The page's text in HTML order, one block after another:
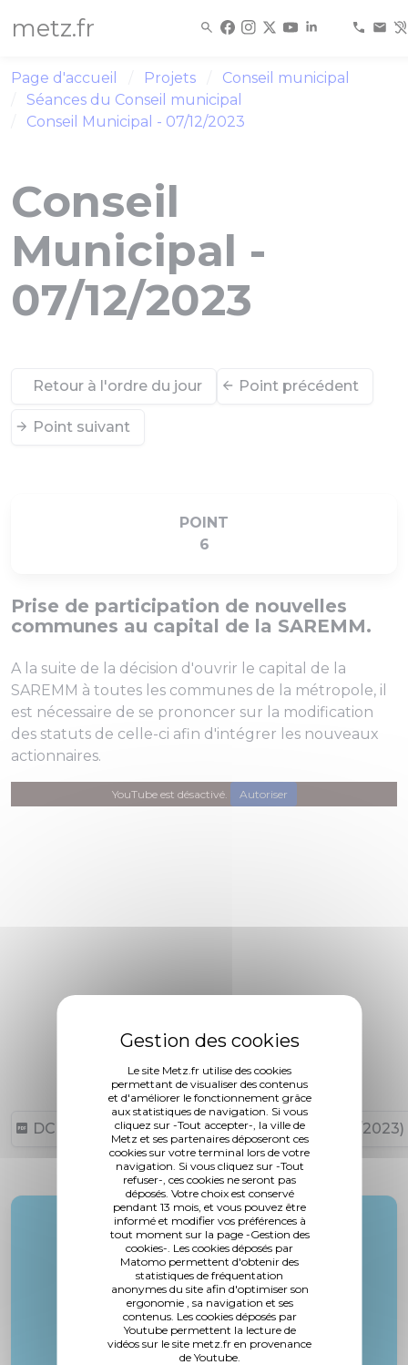
Le site Metz.fr utilise des cookies
permettant de visualiser des contenus
et d'améliorer le fonctionnement grâce
aux statistiques de navigation. Si vous
cliquez sur -Tout accepter-, la ville de
Metz et ses partenaires déposeront ces
cookies sur votre terminal lors de votre
navigation. Si vous cliquez sur -Tout
refuser-, ces cookies ne seront pas
déposés. Votre choix est conservé
pendant 13 mois, et vous pouvez être
informé et modifier vos préférences à
tout moment sur la page -Gestion des
cookies-. Les cookies déposés par
Matomo permettent d'obtenir des
statistiques de fréquentation
anonymes du site afin d'optimiser son
ergonomie , sa navigation et ses
contenus. Les cookies déposés par
Youtube permettent la lecture de
vidéos sur le site metz.fr en provenance
de Youtube.
metz.fr
Page d'accueil Projets
Conseil municipal
Séances du Conseil municipal
Conseil Municipal - 07/12/2023
Conseil
Municipal -
07/12/2023
Retour à l'ordre du jour Point précédent
Point suivant
POINT
6
Prise de participation de nouvelles
communes au capital de la SAREMM.
A la suite de la décision d'ouvrir le capital de la
SAREMM à toutes les communes de la métropole, il
est nécessaire de se prononcer sur la modification
des statuts de celle-ci afin d'intégrer les nouveaux
actionnaires.
YouTube est désactivé. Autoriser
DCM N°23-12-07-6 (455,65 ko, publié le 07/12/2023)
Rapporteur :
Mme. Nicolas